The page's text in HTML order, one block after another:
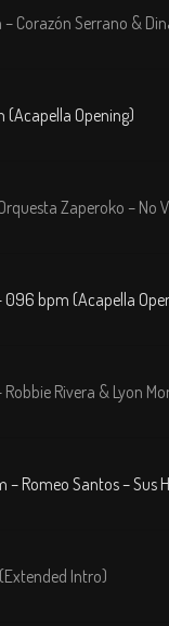
Corazón Serrano &
(Acapella Opening)
Zaperoko – No
096 bpm (Acapella
Rivera & Lyon
Romeo Santos – Sus
Intro)